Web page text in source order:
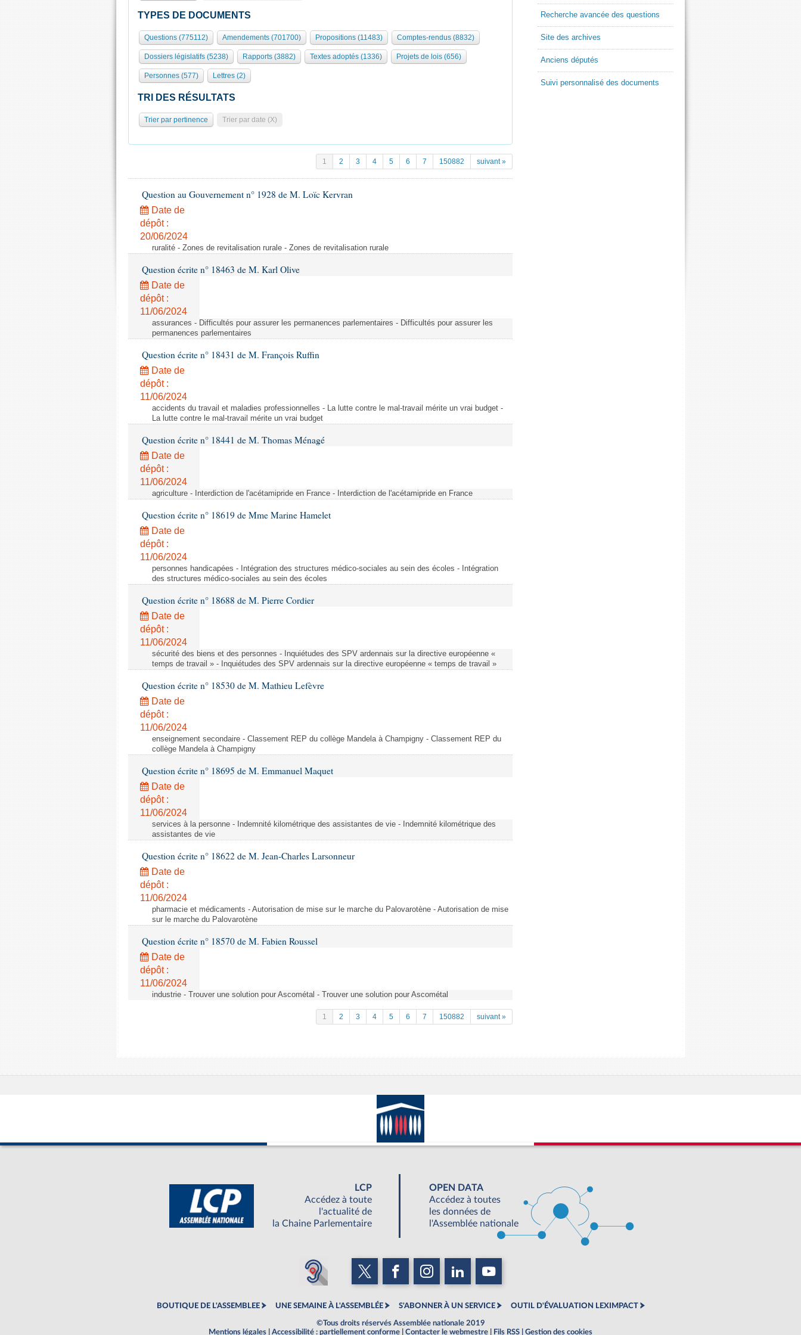
TYPES DE DOCUMENTS
Questions (775112) Amendements (701700) Propositions (11483) Comptes-rendus (8832)
Dossiers législatifs (5238) Rapports (3882) Textes adoptés (1336) Projets de lois (656)
Personnes (577) Lettres (2)
TRI DES RÉSULTATS
Trier par pertinence Trier par date (X)
1 2 3 4 5 6 7 150882 suivant »
Question au Gouvernement n° 1928 de M. Loïc Kervran
Date de
dépôt :
20/06/2024
ruralité - Zones de revitalisation rurale - Zones de revitalisation rurale
Question écrite n° 18463 de M. Karl Olive
Date de
dépôt :
11/06/2024
assurances - Difficultés pour assurer les permanences parlementaires - Difficultés pour assurer les
permanences parlementaires
Question écrite n° 18431 de M. François Ruffin
Date de
dépôt :
11/06/2024
accidents du travail et maladies professionnelles - La lutte contre le mal-travail mérite un vrai budget -
La lutte contre le mal-travail mérite un vrai budget
Question écrite n° 18441 de M. Thomas Ménagé
Date de
dépôt :
11/06/2024
agriculture - Interdiction de l'acétamipride en France - Interdiction de l'acétamipride en France
Question écrite n° 18619 de Mme Marine Hamelet
Date de
dépôt :
11/06/2024
personnes handicapées - Intégration des structures médico-sociales au sein des écoles - Intégration
des structures médico-sociales au sein des écoles
Question écrite n° 18688 de M. Pierre Cordier
Date de
dépôt :
11/06/2024
sécurité des biens et des personnes - Inquiétudes des SPV ardennais sur la directive européenne «
temps de travail » - Inquiétudes des SPV ardennais sur la directive européenne « temps de travail »
Question écrite n° 18530 de M. Mathieu Lefèvre
Date de
dépôt :
11/06/2024
enseignement secondaire - Classement REP du collège Mandela à Champigny - Classement REP du
collège Mandela à Champigny
Question écrite n° 18695 de M. Emmanuel Maquet
Date de
dépôt :
11/06/2024
services à la personne - Indemnité kilométrique des assistantes de vie - Indemnité kilométrique des
assistantes de vie
Question écrite n° 18622 de M. Jean-Charles Larsonneur
Date de
dépôt :
11/06/2024
pharmacie et médicaments - Autorisation de mise sur le marche du Palovarotène - Autorisation de mise
sur le marche du Palovarotène
Question écrite n° 18570 de M. Fabien Roussel
Date de
dépôt :
11/06/2024
industrie - Trouver une solution pour Ascométal - Trouver une solution pour Ascométal
1 2 3 4 5 6 7 150882 suivant »
Recherche avancée des questions
Site des archives
Anciens députés
Suivi personnalisé des documents
LCP
Accédez à toute
l'actualité de
la Chaine Parlementaire
OPEN DATA
Accédez à toutes
les données de
l'Assemblée nationale
BOUTIQUE DE L'ASSEMBLEE UNE SEMAINE À L'ASSEMBLÉE S'ABONNER À UN SERVICE OUTIL D'ÉVALUATION LEXIMPACT
©Tous droits réservés Assemblée nationale 2019
Mentions légales
Accessibilité : partiellement conforme Contacter le webmestre Fils RSS Gestion des cookies